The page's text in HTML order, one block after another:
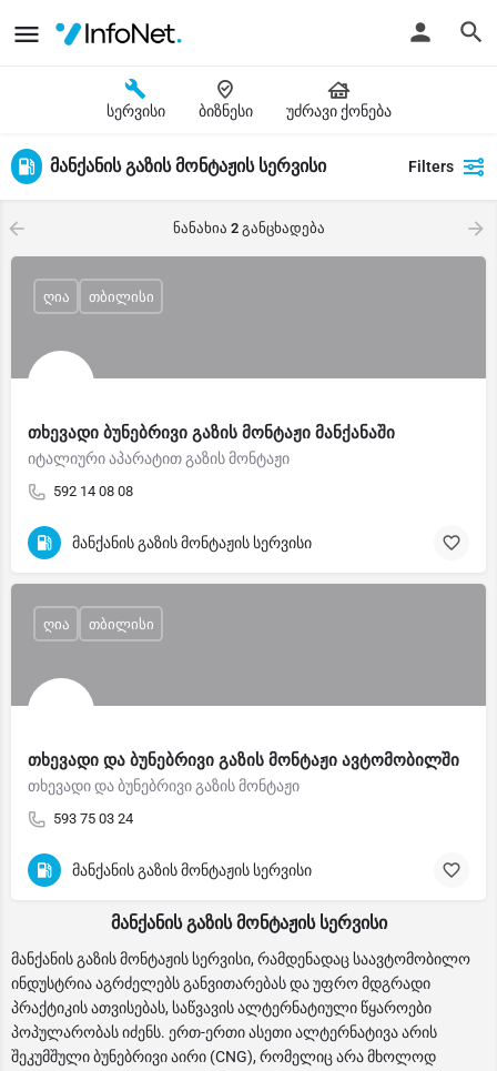
სერვისი ბიზნესი უძრავი ქონება
მანქანის გაზის მონტაჟის სერვისი Filters
ნანახია 2განცხადება
თხევადი ბუნებრივი გაზის მონტაჟი მანქანაში
იტალიური აპარატით გაზის მონტაჟი
592 14 08 08
ღია თბილისი
მანქანის გაზის მონტაჟის სერვისი
თხევადი და ბუნებრივი გაზის მონტაჟი ავტომობილში
თხევადი და ბუნებრივი გაზის მონტაჟი
593 75 03 24
ღია თბილისი
მანქანის გაზის მონტაჟის სერვისი
მანქანის გაზის მონტაჟის სერვისი
მანქანის გაზის მონტაჟის სერვისი, რამდენადაც საავტომობილო
ინდუსტრია აგრძელებს განვითარებას და უფრო მდგრადი
პრაქტიკის ათვისებას, საწვავის ალტერნატიული წყაროები
პოპულარობას იძენს. ერთ-ერთი ასეთი ალტერნატივა არის
შეკუმშული ბუნებრივი აირი (CNG), რომელიც არა მხოლოდ